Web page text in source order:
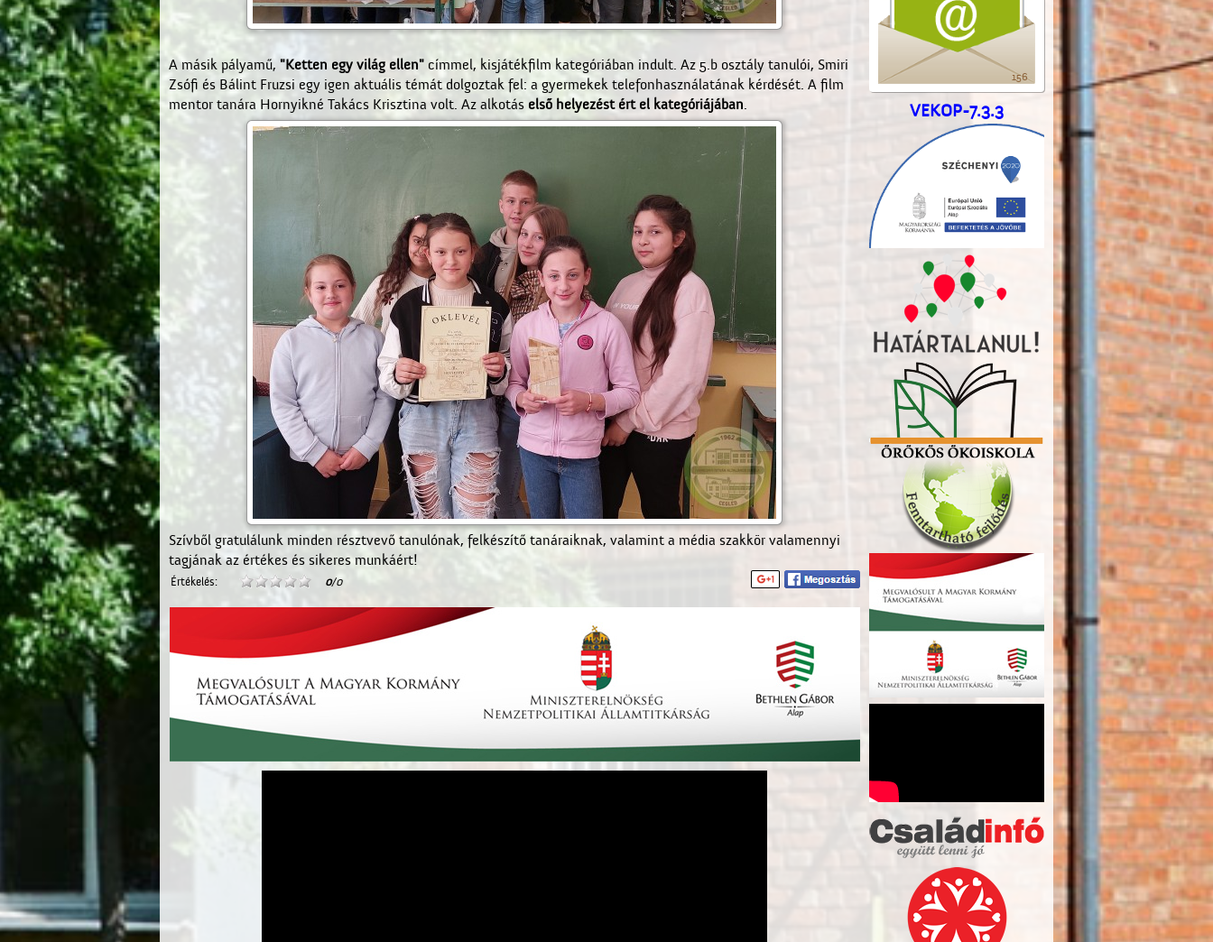
A másik pályamű, "Ketten egy világ ellen" címmel, kisjátékfilm kategóriában indult. Az 5.b osztály tanulói, Smiri
Zsófi és Bálint Fruzsi egy igen aktuális témát dolgoztak fel: a gyermekek telefonhasználatának kérdését. A film
mentor tanára Hornyikné Takács Krisztina volt. Az alkotás első helyezést ért el kategóriájában.
Szívből gratulálunk minden résztvevő tanulónak, felkészítő tanáraiknak, valamint a média szakkör valamennyi
tagjának az értékes és sikeres munkáért!
Értékelés: 0/0
156
VEKOP-7.3.3